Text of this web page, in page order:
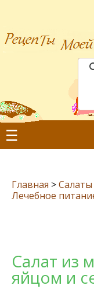
☰
Главная >Салаты
Лечебное
Салат из
яйцом и